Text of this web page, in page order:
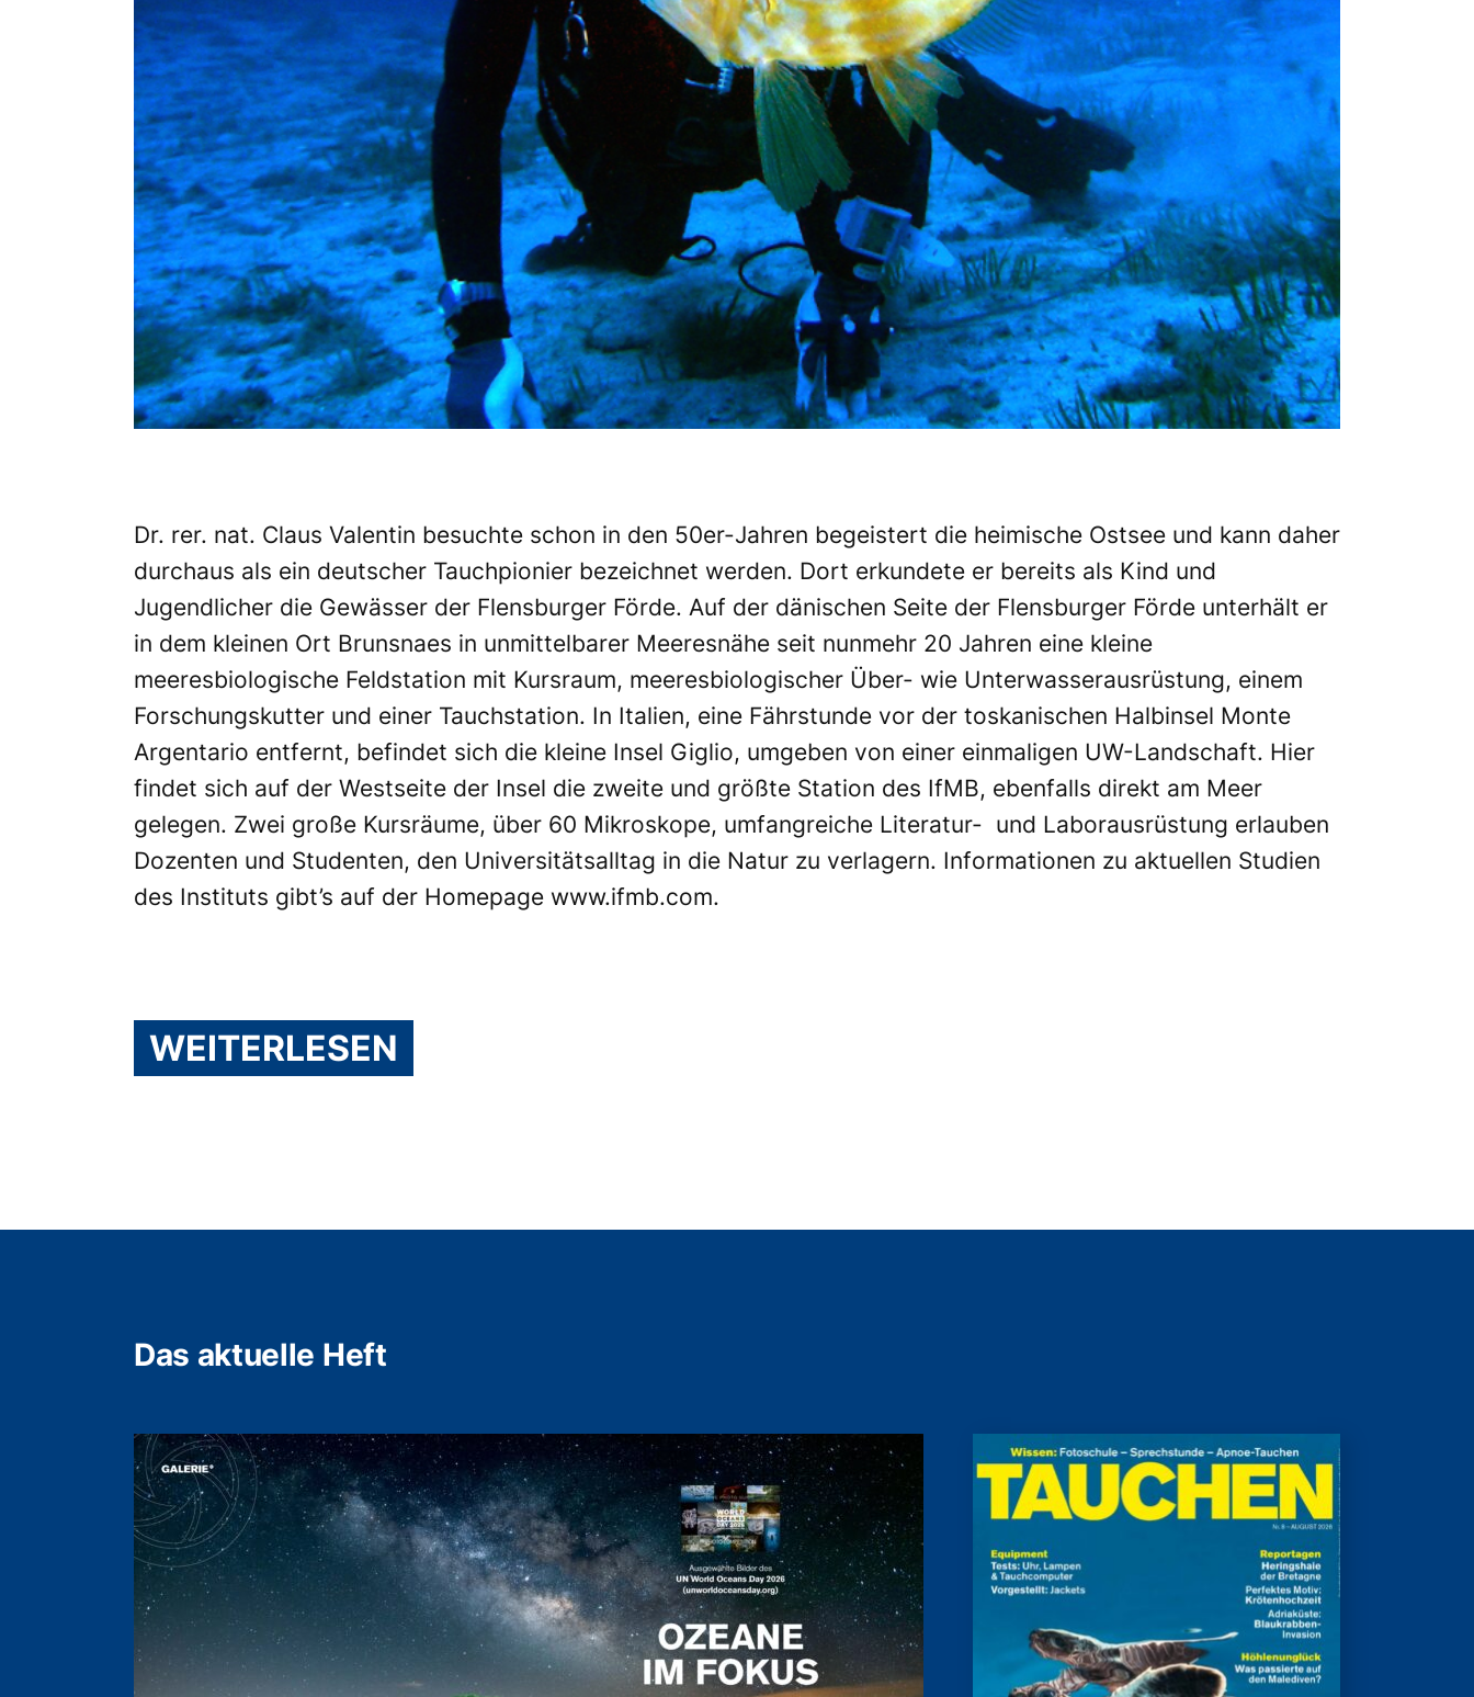
Dr. rer. nat. Claus Valentin besuchte schon in den 50er-Jahren begeistert die heimische Ostsee und kann daher
durchaus als ein deutscher Tauchpionier bezeichnet werden. Dort erkundete er bereits als Kind und
Jugendlicher die Gewässer der Flensburger Förde. Auf der dänischen Seite der Flensburger Förde unterhält er
in dem kleinen Ort Brunsnaes in unmittelbarer Meeresnähe seit nunmehr 20 Jahren eine kleine
meeresbiologische Feldstation mit Kursraum, meeresbiologischer Über- wie Unterwasserausrüstung, einem
Forschungskutter und einer Tauchstation. In Italien, eine Fährstunde vor der toskanischen Halbinsel Monte
Argentario entfernt, befindet sich die kleine Insel Giglio, umgeben von einer einmaligen UW-Landschaft. Hier
findet sich auf der Westseite der Insel die zweite und größte Station des IfMB, ebenfalls direkt am Meer
gelegen. Zwei große Kursräume, über 60 Mikroskope, umfangreiche Literatur- und Laborausrüstung erlauben
Dozenten und Studenten, den Universitätsalltag in die Natur zu verlagern. Informationen zu aktuellen Studien
des Instituts gibt’s auf der Homepage www.ifmb.com.
WEITERLESEN
Das aktuelle Heft